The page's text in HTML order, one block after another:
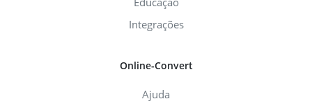
Integrações
Online-Convert
Ajuda